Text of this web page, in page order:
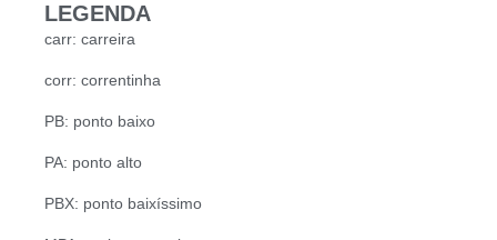
LEGENDA
carr: carreira
corr: correntinha
PB: ponto baixo
PA: ponto alto
PBX: ponto baixíssimo